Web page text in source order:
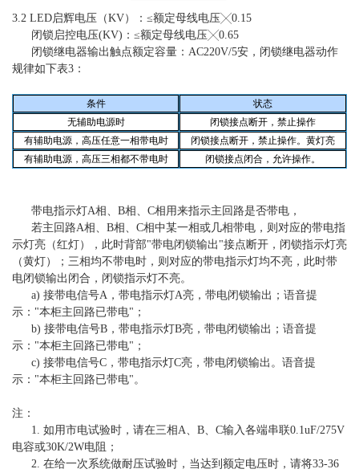
3.2 LED启辉电压（KV）：≤额定母线电压╳0.15
闭锁启控电压(KV)：≤额定母线电压╳0.65
闭锁继电器输出触点额定容量：AC220V/5安，闭锁继电器动作
规律如下表3：
条件
状态
无辅助电源时
闭锁接点断开，禁止操作
有辅助电源，高压任意一相带电时
闭锁接点断开，禁止操作。黄灯亮
有辅助电源，高压三相都不带电时
闭锁接点闭合，允许操作。
带电指示灯A相、B相、C相用来指示主回路是否带电，
若主回路A相、B相、C相中某一相或几相带电，则对应的带电指
示灯亮（红灯），此时背部"带电闭锁输出"接点断开，闭锁指示灯亮
（黄灯）；三相均不带电时，则对应的带电指示灯均不亮，此时带
电闭锁输出闭合，闭锁指示灯不亮。
a) 接带电信号A，带电指示灯A亮，带电闭锁输出；语音提
示："本柜主回路已带电"；
b) 接带电信号B，带电指示灯B亮，带电闭锁输出；语音提
示："本柜主回路已带电"；
c) 接带电信号C，带电指示灯C亮，带电闭锁输出。语音提
示："本柜主回路已带电"。
注：
1. 如用市电试验时，请在三相A、B、C输入各端串联0.1uF/275V
电容或30K/2W电阻；
2. 在给一次系统做耐压试验时，当达到额定电压时，请将33-36